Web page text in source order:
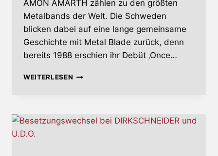
AMON AMARTH zählen zu den größten
Metalbands der Welt. Die Schweden
blicken dabei auf eine lange gemeinsame
Geschichte mit Metal Blade zurück, denn
bereits 1988 erschien ihr Debüt ‚Once…
WEITERLESENMETAL
AMON
AMARTH-